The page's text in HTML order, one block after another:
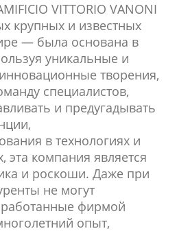
VITTORIO VANONI
крупных и известных
— была основана в
уникальные и
творения,
специалистов,
и предугадывать
в технологиях и
эта компания является
и роскоши. Даже при
не могут
фирмой
опыт,